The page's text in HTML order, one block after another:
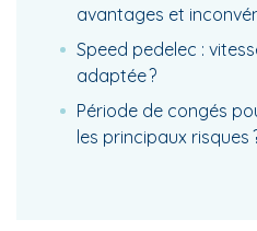
avantages et
Speed pedelec :
adaptée ?
Période de congés
les principaux risques